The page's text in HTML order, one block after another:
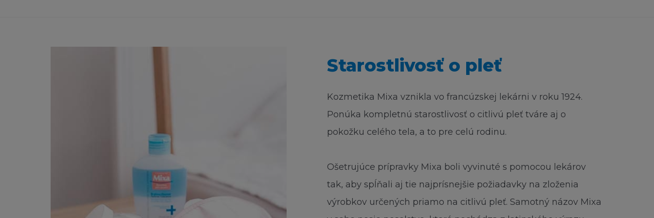
Starostlivosť o pleť
Kozmetika Mixa vznikla vo francúzskej lekárni v roku 1924.
Ponúka kompletnú starostlivosť o citlivú pleť tváre aj o
pokožku celého tela, a to pre celú rodinu.
Ošetrujúce prípravky Mixa boli vyvinuté s pomocou lekárov
tak, aby spĺňali aj tie najprísnejšie požiadavky na zloženia
výrobkov určených priamo na citlivú pleť. Samotný názov Mixa
Stránka není určena osobě, pokud jí z jakéhokoliv důvodu není dovoleno publikování nebo
Firma L´Oréal netvrdí, že jak Stránka tak Obsah jsou vhodné k používání nebo jsou
povoleny místními zákony příslušné jurisdikce. Ti, kteří se připojí na stránku tak činí z
vlastního popudu a nesou vlastní odpovědnost za dodržování místních zákonů a předpisů, v
případě pochyb vyhledejte odbornou právnickou radu.
ODŠKODNĚNÍ
Souhlasíte s odškodněním a ochranou každého L´Oréalu, jeho zaměstnanců, zástupců,